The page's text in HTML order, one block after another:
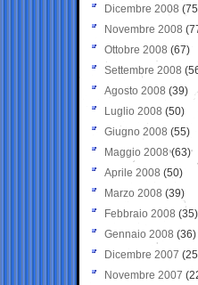
Dicembre 2008
Novembre 2008
Ottobre 2008 (67)
Settembre 2008
Agosto 2008 (39)
Luglio 2008 (50)
Giugno 2008 (55)
Maggio 2008(63)
Aprile 2008 (50)
Marzo 2008 (39)
Febbraio 2008 (35)
Gennaio 2008 (36)
Dicembre 2007
Novembre 2007